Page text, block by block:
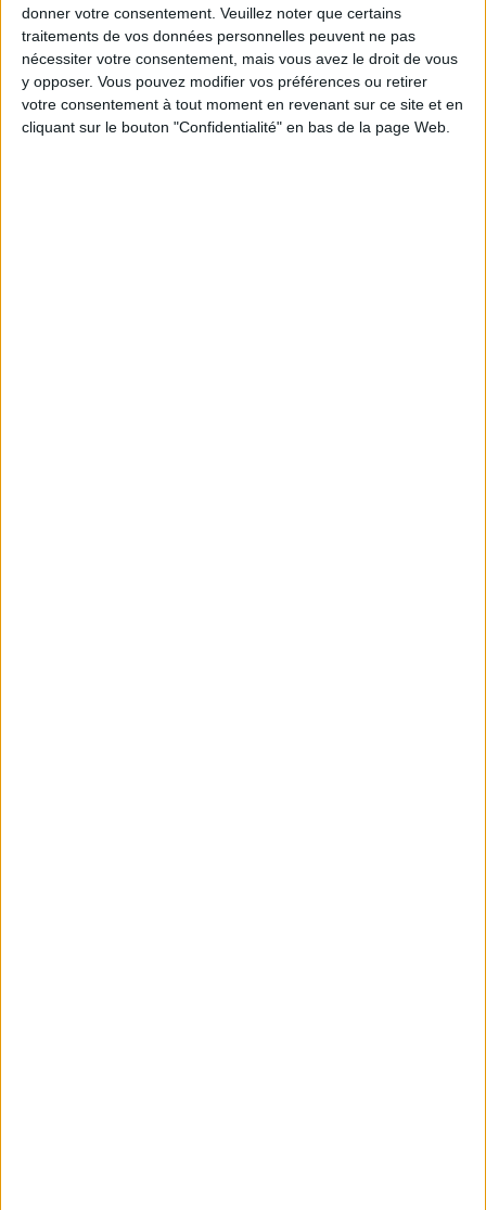
donner votre consentement. Veuillez noter que certains
traitements de vos données personnelles peuvent ne pas
nécessiter votre consentement, mais vous avez le droit de vous
y opposer. Vous pouvez modifier vos préférences ou retirer
votre consentement à tout moment en revenant sur ce site et en
cliquant sur le bouton "Confidentialité" en bas de la page Web.
Peut-on remplacer la viande par des féculents ?
Consultation diététique du 05/08/2026